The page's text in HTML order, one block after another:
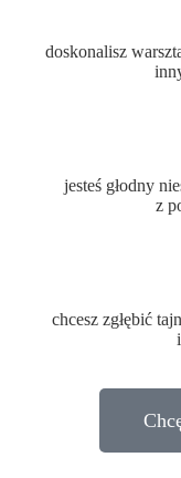
doskonalisz
jesteś głodny
z
chcesz zgłębić